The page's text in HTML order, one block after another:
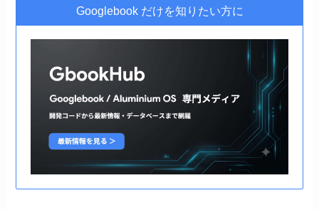
Googlebook だけを知りたい方に